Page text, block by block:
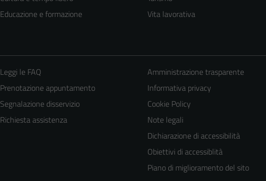
Educazione e formazione
Vita lavorativa
Leggi le FAQ
Prenotazione appuntamento
Segnalazione disservizio
Richiesta assistenza
Amministrazione trasparente
Informativa privacy
Cookie Policy
Note legali
Dichiarazione di accessibilità
Obiettivi di accessiblità
Piano di miglioramento del sito